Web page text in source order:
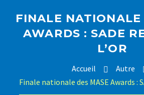
FINALE NATIONALE
AWARDS : SADE
L’OR
Accueil
Autre
Finale nationale des MASE Awards :